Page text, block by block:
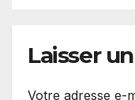
Laisser
Votre adresse e-